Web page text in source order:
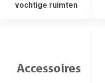
vochtige ruimten